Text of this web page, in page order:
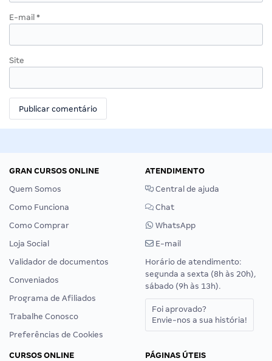
E-mail *
Site
GRAN CURSOS ONLINE
Quem Somos
Como Funciona
Como Comprar
Loja Social
Validador de documentos
Conveniados
Programa de Afiliados
Trabalhe Conosco
Preferências de Cookies
ATENDIMENTO
Central de ajuda
Chat
WhatsApp
E-mail
Horário de atendimento:
segunda a sexta (8h às 20h),
sábado (9h às 13h).
Foi aprovado?
Envie-nos a sua história!
CURSOS ONLINE
PÁGINAS ÚTEIS